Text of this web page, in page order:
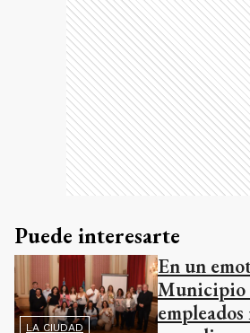
Puede interesarte
LA CIUDAD
En un
Municipio